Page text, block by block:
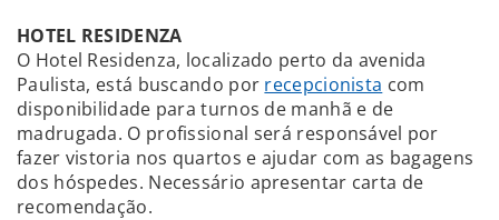
HOTEL RESIDENZA
O Hotel Residenza, localizado perto da avenida
Paulista, está buscando por recepcionista com
disponibilidade para turnos de manhã e de
madrugada. O profissional será responsável por
fazer vistoria nos quartos e ajudar com as bagagens
dos hóspedes. Necessário apresentar carta de
recomendação.